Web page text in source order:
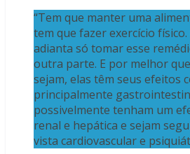
“Tem que manter uma
tem que fazer exercício físico.
adianta só tomar esse
outra parte. E por melhor
sejam, elas têm seus efeitos
principalmente
possivelmente tenham um
renal e hepática e sejam
vista cardiovascular e